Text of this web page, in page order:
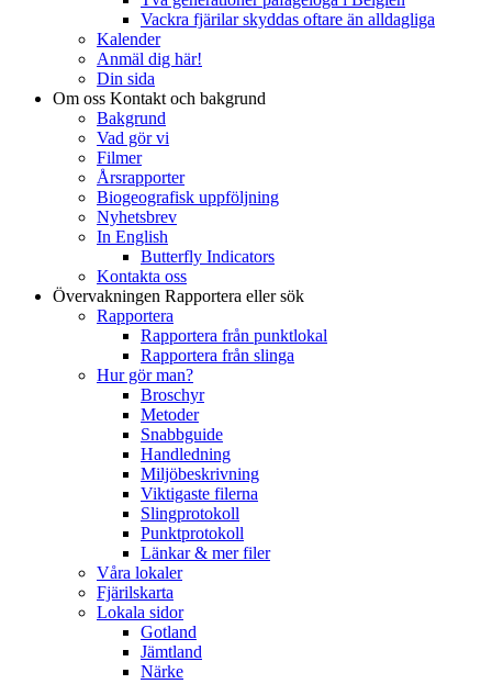
Vackra fjärilar skyddas oftare än alldagliga
Kalender
Anmäl dig här!
Din sida
Om oss Kontakt och bakgrund
Bakgrund
Vad gör vi
Filmer
Årsrapporter
Biogeografisk uppföljning
Nyhetsbrev
In English
Butterfly Indicators
Kontakta oss
Övervakningen Rapportera eller sök
Rapportera
Rapportera från punktlokal
Rapportera från slinga
Hur gör man?
Broschyr
Metoder
Snabbguide
Handledning
Miljöbeskrivning
Viktigaste filerna
Slingprotokoll
Punktprotokoll
Länkar & mer filer
Våra lokaler
Fjärilskarta
Lokala sidor
Gotland
Jämtland
Närke